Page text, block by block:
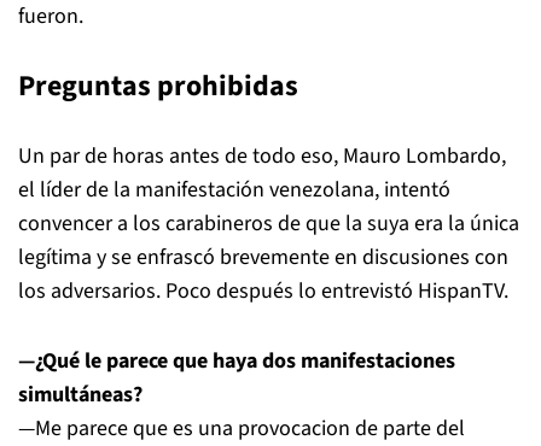
fueron.
Preguntas prohibidas
Un par de horas antes de todo eso, Mauro Lombardo,
el líder de la manifestación venezolana, intentó
convencer a los carabineros de que la suya era la única
legítima y se enfrascó brevemente en discusiones con
los adversarios. Poco después lo entrevistó HispanTV.
—¿Qué le parece que haya dos manifestaciones
simultáneas?
—Me parece que es una provocacion de parte del